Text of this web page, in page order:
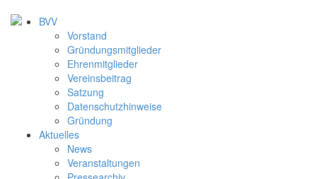
BVV
Vorstand
Gründungsmitglieder
Ehrenmitglieder
Vereinsbeitrag
Satzung
Datenschutzhinweise
Gründung
Aktuelles
News
Veranstaltungen